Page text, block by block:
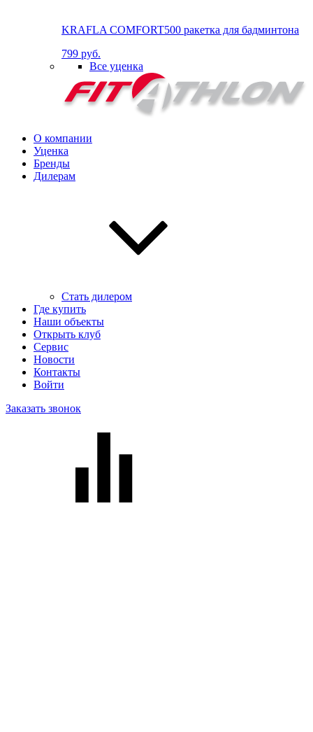
KRAFLA COMFORT500 ракетка для бадминтона
799 руб.
Все уценка
О компании
Уценка
Бренды
Дилерам
Стать дилером
Где купить
Наши объекты
Открыть клуб
Сервис
Новости
Контакты
Войти
Заказать звонок